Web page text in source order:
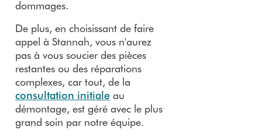
dommages.
De plus, en choisissant de faire
appel à Stannah, vous n'aurez
pas à vous soucier des pièces
restantes ou des réparations
complexes, car tout, de la
consultation initiale au
démontage, est géré avec le plus
grand soin par notre équipe.